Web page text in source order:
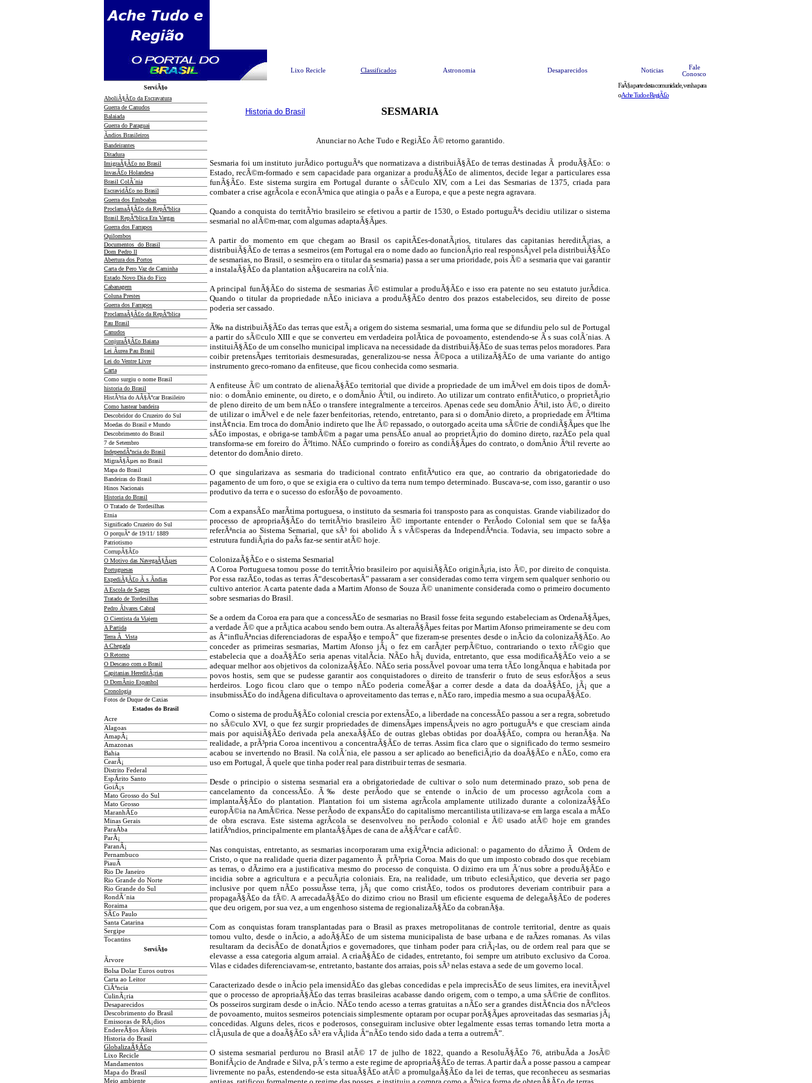
Lixo Recicle Classificados Astronomia Desaparecidos Noticias
Fale
Conosco
ServiÃ§o
AboliÃ§Ã£o da Escravatura
Guerra de Canudos
Balaiada
Guerra do Paraguai
Ãndios Brasileiros
Bandeirantes
Ditadura
ImigraÃ§Ã£o no Brasil
InvasÃ£o Holandesa
Brasil ColÃ´nia
EscravidÃ£o no Brasil
Guerra dos Emboabas
ProclamaÃ§Ã£o da RepÃºblica
Brasil RepÃºblica Era Vargas
Guerra dos Farrapos
Quilombos
Documentos do Brasil
Dom Pedro ll
Abertura dos Portos
Carta de Pero Vaz de Caminha
Estado Novo Dia do Fico
Cabanagem
Coluna Prestes
Guerra dos Farrapos
ProclamaÃ§Ã£o da RepÃºblica
Pau Brasil
Canudos
ConjuraÃ§Ã£o Baiana
Lei Ãurea Pau Brasil
Lei do Ventre Livre
Carta
Como surgiu o nome Brasil
historia do Brasil
HistÃ³ria do AÃ§Ãºcar Brasileiro
Como hastear bandeira
Descobridor do Cruzeiro do Sul
Moedas do Brasil e Mundo
Descobrimento do Brasil
7 de Setembro
IndependÃªncia do Brasil
MigraÃ§Ãµes no Brasil
Mapa do Brasil
Bandeiras do Brasil
Hinos Nacionais
Historia do Brasil
O Tratado de Tordesilhas
Etnia
Significado Cruzeiro do Sul
O porquÃª de 19/11/ 1889
Patriotismo
CorrupÃ§Ã£o
O Motivo das NavegaÃ§Ãµes
Portuguesas
ExpediÃ§Ã£o Ã s Ãndias
A Escola de Sagres
Tratado de Tordesilhas
Pedro Ãlvares Cabral
O Cientista da Viajem
A Partida
Terra Ã Vista
A Chegada
O Retorno
O Descaso com o Brasil
Capitanias HereditÃ¡rias
O DomÃ­nio Espanhol
Cronologia
Fotos de Duque de Caxias
Estados do Brasil
Acre
Alagoas
AmapÃ¡
Amazonas
Bahia
CearÃ¡
Distrito Federal
EspÃ­rito Santo
GoiÃ¡s
Mato Grosso do Sul
Mato Grosso
MaranhÃ£o
Minas Gerais
ParaÃ­ba
ParÃ¡
ParanÃ¡
Pernambuco
PiauÃ­
Rio De Janeiro
Rio Grande do Norte
Rio Grande do Sul
RondÃ´nia
Roraima
SÃ£o Paulo
Santa Catarina
Sergipe
Tocantins
ServiÃ§o
Ãrvore
Bolsa Dolar Euros outros
Carta ao Leitor
CiÃªncia
CulinÃ¡ria
Desaparecidos
Descobrimento do Brasil
Emissoras de RÃ¡dios
EndereÃ§os Ãšteis
Historia do Brasil
GlobalizaÃ§Ã£o
Lixo Recicle
Mandamentos
Mapa do Brasil
Meio ambiente
SESMARIA
Historia do Brasil
Anunciar no Ache Tudo e RegiÃ£o Ã© retorno garantido.
Sesmaria foi um instituto jurÃ­dico portuguÃªs que normatizava a distribuiÃ§Ã£o de terras destinadas Ã produÃ§Ã£o: o
Estado, recÃ©m-formado e sem capacidade para organizar a produÃ§Ã£o de alimentos, decide legar a particulares essa
funÃ§Ã£o. Este sistema surgira em Portugal durante o sÃ©culo XIV, com a Lei das Sesmarias de 1375, criada para
combater a crise agrÃ­cola e econÃ³mica que atingia o paÃ­s e a Europa, e que a peste negra agravara.
Quando a conquista do territÃ³rio brasileiro se efetivou a partir de 1530, o Estado portuguÃªs decidiu utilizar o sistema
sesmarial no alÃ©m-mar, com algumas adaptaÃ§Ãµes.
A partir do momento em que chegam ao Brasil os capitÃ£es-donatÃ¡rios, titulares das capitanias hereditÃ¡rias, a
distribuiÃ§Ã£o de terras a sesmeiros (em Portugal era o nome dado ao funcionÃ¡rio real responsÃ¡vel pela distribuiÃ§Ã£o
de sesmarias, no Brasil, o sesmeiro era o titular da sesmaria) passa a ser uma prioridade, pois Ã© a sesmaria que vai garantir
a instalaÃ§Ã£o da plantation aÃ§ucareira na colÃ´nia.
A principal funÃ§Ã£o do sistema de sesmarias Ã© estimular a produÃ§Ã£o e isso era patente no seu estatuto jurÃ­dica.
Quando o titular da propriedade nÃ£o iniciava a produÃ§Ã£o dentro dos prazos estabelecidos, seu direito de posse
poderia ser cassado.
Ã‰ na distribuiÃ§Ã£o das terras que estÃ¡ a origem do sistema sesmarial, uma forma que se difundiu pelo sul de Portugal
a partir do sÃ©culo XIII e que se converteu em verdadeira polÃ­tica de povoamento, estendendo-se Ã s suas colÃ´nias. A
instituiÃ§Ã£o de um conselho municipal implicava na necessidade da distribuiÃ§Ã£o de suas terras pelos moradores. Para
coibir pretensÃµes territoriais desmesuradas, generalizou-se nessa Ã©poca a utilizaÃ§Ã£o de uma variante do antigo
instrumento greco-romano da enfiteuse, que ficou conhecida como sesmaria.
A enfiteuse Ã© um contrato de alienaÃ§Ã£o territorial que divide a propriedade de um imÃ³vel em dois tipos de domÃ­
nio: o domÃ­nio eminente, ou direto, e o domÃ­nio Ãºtil, ou indireto. Ao utilizar um contrato enfitÃªutico, o proprietÃ¡rio
de pleno direito de um bem nÃ£o o transfere integralmente a terceiros. Apenas cede seu domÃ­nio Ãºtil, isto Ã©, o direito
de utilizar o imÃ³vel e de nele fazer benfeitorias, retendo, entretanto, para si o domÃ­nio direto, a propriedade em Ãºltima
instÃ¢ncia. Em troca do domÃ­nio indireto que lhe Ã© repassado, o outorgado aceita uma sÃ©rie de condiÃ§Ãµes que lhe
sÃ£o impostas, e obriga-se tambÃ©m a pagar uma pensÃ£o anual ao proprietÃ¡rio do domino direto, razÃ£o pela qual
transforma-se em foreiro do Ãºltimo. NÃ£o cumprindo o foreiro as condiÃ§Ãµes do contrato, o domÃ­nio Ãºtil reverte ao
detentor do domÃ­nio direto.
O que singularizava as sesmaria do tradicional contrato enfitÃªutico era que, ao contrario da obrigatoriedade do
pagamento de um foro, o que se exigia era o cultivo da terra num tempo determinado. Buscava-se, com isso, garantir o uso
produtivo da terra e o sucesso do esforÃ§o de povoamento.
Com a expansÃ£o marÃ­tima portuguesa, o instituto da sesmaria foi transposto para as conquistas. Grande viabilizador do
processo de apropriaÃ§Ã£o do territÃ³rio brasileiro Ã© importante entender o PerÃ­odo Colonial sem que se faÃ§a
referÃªncia ao Sistema Semarial, que sÃ³ foi abolido Ã s vÃ©speras da IndependÃªncia. Todavia, seu impacto sobre a
estrutura fundiÃ¡ria do paÃ­s faz-se sentir atÃ© hoje.
ColonizaÃ§Ã£o e o sistema Sesmarial
A Coroa Portuguesa tomou posse do territÃ³rio brasileiro por aquisiÃ§Ã£o originÃ¡ria, isto Ã©, por direito de conquista.
Por essa razÃ£o, todas as terras Â“descobertasÂ” passaram a ser consideradas como terra virgem sem qualquer senhorio ou
cultivo anterior. A carta patente dada a Martim Afonso de Souza Ã© unanimente considerada como o primeiro documento
sobre sesmarias do Brasil.
Se a ordem da Coroa era para que a concessÃ£o de sesmarias no Brasil fosse feita segundo estabeleciam as OrdenaÃ§Ãµes,
a verdade Ã© que a prÃ¡tica acabou sendo bem outra. As alteraÃ§Ãµes feitas por Martim Afonso primeiramente se deu com
as Â“influÃªncias diferenciadoras de espaÃ§o e tempoÂ” que fizeram-se presentes desde o inÃ­cio da colonizaÃ§Ã£o. Ao
conceder as primeiras sesmarias, Martim Afonso jÃ¡ o fez em carÃ¡ter perpÃ©tuo, contrariando o texto rÃ©gio que
estabelecia que a doaÃ§Ã£o seria apenas vitalÃ­cia. NÃ£o hÃ¡ duvida, entretanto, que essa modificaÃ§Ã£o veio a se
adequar melhor aos objetivos da colonizaÃ§Ã£o. NÃ£o seria possÃ­vel povoar uma terra tÃ£o longÃ­nqua e habitada por
povos hostis, sem que se pudesse garantir aos conquistadores o direito de transferir o fruto de seus esforÃ§os a seus
herdeiros. Logo ficou claro que o tempo nÃ£o poderia comeÃ§ar a correr desde a data da doaÃ§Ã£o, jÃ¡ que a
insubmissÃ£o do indÃ­gena dificultava o aproveitamento das terras e, nÃ£o raro, impedia mesmo a sua ocupaÃ§Ã£o.
Como o sistema de produÃ§Ã£o colonial crescia por extensÃ£o, a liberdade na concessÃ£o passou a ser a regra, sobretudo
no sÃ©culo XVI, o que fez surgir propriedades de dimensÃµes impensÃ¡veis no agro portuguÃªs e que cresciam ainda
mais por aquisiÃ§Ã£o derivada pela anexaÃ§Ã£o de outras glebas obtidas por doaÃ§Ã£o, compra ou heranÃ§a. Na
realidade, a prÃ³pria Coroa incentivou a concentraÃ§Ã£o de terras. Assim fica claro que o significado do termo sesmeiro
acabou se invertendo no Brasil. Na colÃ´nia, ele passou a ser aplicado ao beneficiÃ¡rio da doaÃ§Ã£o e nÃ£o, como era
uso em Portugal, Ã quele que tinha poder real para distribuir terras de sesmaria.
Desde o principio o sistema sesmarial era a obrigatoriedade de cultivar o solo num determinado prazo, sob pena de
cancelamento da concessÃ£o. Ã‰ deste perÃ­odo que se entende o inÃ­cio de um processo agrÃ­cola com a
implantaÃ§Ã£o do plantation. Plantation foi um sistema agrÃ­cola amplamente utilizado durante a colonizaÃ§Ã£o
europÃ©ia na AmÃ©rica. Nesse perÃ­odo de expansÃ£o do capitalismo mercantilista utilizava-se em larga escala a mÃ£o
de obra escrava. Este sistema agrÃ­cola se desenvolveu no perÃ­odo colonial e Ã© usado atÃ© hoje em grandes
latifÃºndios, principalmente em plantaÃ§Ãµes de cana de aÃ§Ãºcar e cafÃ©.
Nas conquistas, entretanto, as sesmarias incorporaram uma exigÃªncia adicional: o pagamento do dÃ­zimo Ã Ordem de
Cristo, o que na realidade queria dizer pagamento Ã prÃ³pria Coroa. Mais do que um imposto cobrado dos que recebiam
as terras, o dÃ­zimo era a justificativa mesmo do processo de conquista. O dizimo era um Ã´nus sobre a produÃ§Ã£o e
incidia sobre a agricultura e a pecuÃ¡ria coloniais. Era, na realidade, um tributo eclesiÃ¡stico, que deveria ser pago
inclusive por quem nÃ£o possuÃ­sse terra, jÃ¡ que como cristÃ£o, todos os produtores deveriam contribuir para a
propagaÃ§Ã£o da fÃ©. A arrecadaÃ§Ã£o do dizimo criou no Brasil um eficiente esquema de delegaÃ§Ã£o de poderes
que deu origem, por sua vez, a um engenhoso sistema de regionalizaÃ§Ã£o da cobranÃ§a.
Com as conquistas foram transplantadas para o Brasil as praxes metropolitanas de controle territorial, dentre as quais
tomou vulto, desde o inÃ­cio, a adoÃ§Ã£o de um sistema municipalista de base urbana e de raÃ­zes romanas. As vilas
resultaram da decisÃ£o de donatÃ¡rios e governadores, que tinham poder para criÃ¡-las, ou de ordem real para que se
elevasse a essa categoria algum arraial. A criaÃ§Ã£o de cidades, entretanto, foi sempre um atributo exclusivo da Coroa.
Vilas e cidades diferenciavam-se, entretanto, bastante dos arraias, pois sÃ³ nelas estava a sede de um governo local.
Caracterizado desde o inÃ­cio pela imensidÃ£o das glebas concedidas e pela imprecisÃ£o de seus limites, era inevitÃ¡vel
que o processo de apropriaÃ§Ã£o das terras brasileiras acabasse dando origem, com o tempo, a uma sÃ©rie de conflitos.
Os posseiros surgiram desde o inÃ­cio. NÃ£o tendo acesso a terras gratuitas a nÃ£o ser a grandes distÃ¢ncia dos nÃºcleos
de povoamento, muitos sesmeiros potenciais simplesmente optaram por ocupar porÃ§Ãµes aproveitadas das sesmarias jÃ¡
concedidas. Alguns deles, ricos e poderosos, conseguiram inclusive obter legalmente essas terras tornando letra morta a
clÃ¡usula de que a doaÃ§Ã£o sÃ³ era vÃ¡lida Â“nÃ£o tendo sido dada a terra a outremÂ”.
O sistema sesmarial perdurou no Brasil atÃ© 17 de julho de 1822, quando a ResoluÃ§Ã£o 76, atribuÃ­da a JosÃ©
BonifÃ¡cio de Andrade e Silva, pÃ´s termo a este regime de apropriaÃ§Ã£o de terras. A partir daÃ­ a posse passou a campear
livremente no paÃ­s, estendendo-se esta situaÃ§Ã£o atÃ© a promulgaÃ§Ã£o da lei de terras, que reconheceu as sesmarias
FaÃ§a parte desta comunidade, venha para
oAche Tudo e RegiÃ£o